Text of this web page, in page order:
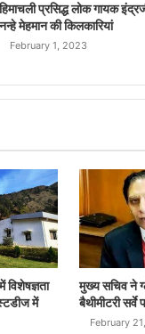
हिमाचली प्रसिद्ध लोक गायक
नन्हे मेहमान की किलकारियां
February 1, 2023
विशेषज्ञता
में
मुख्य सचिव ने
बैथीमीटरी सर्वे
February